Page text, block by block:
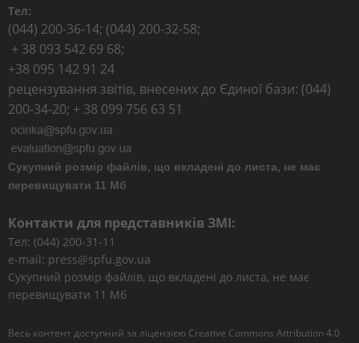
Тел:
(044) 200-36-14; (044) 200-32-58;
+ 38 093 542 69 68;
+38 095 142 91 24
рецензування звітів, внесених до Єдиної бази: (044)
200-34-20; + 38 099 756 63 51
Сукупний розмір файлів, що вкладені до листа, не має
перевищувати 11 Мб
Контакти для представників ЗМІ:
Тел: (044) 200-31-11
e-mail: press@spfu.gov.ua
Сукупний розмір файлів, що вкладені до листа, не має
перевищувати 11 Мб
Весь контент доступний за ліцензією Creative Commons Attribution 4.0